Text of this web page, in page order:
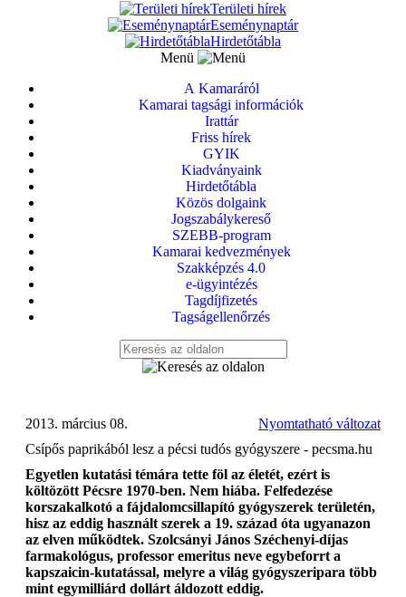
Területi hírek
Eseménynaptár
Hirdetőtábla
Menü
A Kamaráról
Kamarai tagsági információk
Irattár
Friss hírek
GYIK
Kiadványaink
Hirdetőtábla
Közös dolgaink
Jogszabálykereső
SZEBB-program
Kamarai kedvezmények
Szakképzés 4.0
e-ügyintézés
Tagdíjfizetés
Tagságellenőrzés
Nyomtatható változat
2013. március 08.
Csípős paprikából lesz a pécsi tudós gyógyszere - pecsma.hu
Egyetlen kutatási témára tette föl az életét, ezért is
költözött Pécsre 1970-ben. Nem hiába. Felfedezése
korszakalkotó a fájdalomcsillapító gyógyszerek területén,
hisz az eddig használt szerek a 19. század óta ugyanazon
az elven működtek. Szolcsányi János Széchenyi-díjas
farmakológus, professor emeritus neve egybeforrt a
kapszaicin-kutatással, melyre a világ gyógyszeripara több
mint egymilliárd dollárt áldozott eddig.